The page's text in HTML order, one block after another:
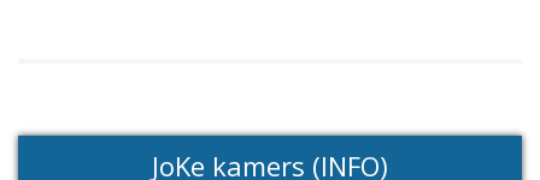
JoKe kamers (INFO)